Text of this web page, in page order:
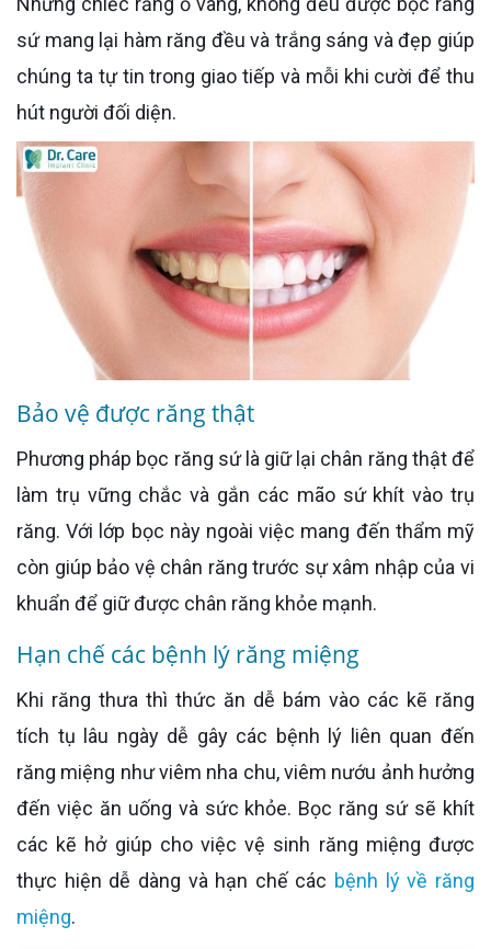
sứ mang lại hàm răng đều và trắng sáng và đẹp giúp
chúng ta tự tin trong giao tiếp và mỗi khi cười để thu
hút người đối diện.
Bảo vệ được răng thật
Phương pháp bọc răng sứ là giữ lại chân răng thật để
làm trụ vững chắc và gắn các mão sứ khít vào trụ
răng. Với lớp bọc này ngoài việc mang đến thẩm mỹ
còn giúp bảo vệ chân răng trước sự xâm nhập của vi
khuẩn để giữ được chân răng khỏe mạnh.
Hạn chế các bệnh lý răng miệng
Khi răng thưa thì thức ăn dễ bám vào các kẽ răng
tích tụ lâu ngày dễ gây các bệnh lý liên quan đến
răng miệng như viêm nha chu, viêm nướu ảnh hưởng
đến việc ăn uống và sức khỏe. Bọc răng sứ sẽ khít
các kẽ hở giúp cho việc vệ sinh răng miệng được
thực hiện dễ dàng và hạn chế các bệnh lý về răng
miệng.